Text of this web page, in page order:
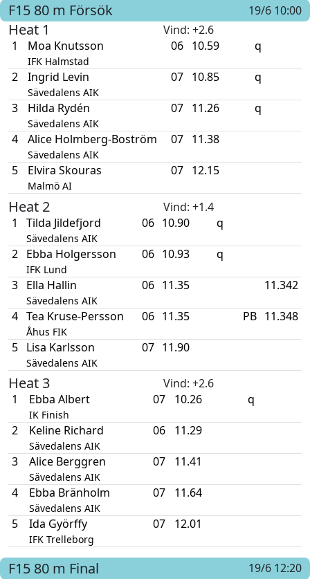
F15 80 m Försök 19/6 10:00
Heat 1 Vind: +2.6
1
Moa Knutsson
IFK Halmstad
06 10.59 q
2 Ingrid Levin
Sävedalens AIK
07 10.85 q
3 Hilda Rydén
Sävedalens AIK
07 11.26 q
4 Alice Holmberg-Boström
Sävedalens AIK
07 11.38
5 Elvira Skouras
Malmö AI
07 12.15
Heat 2 Vind: +1.4
1
Tilda Jildefjord
Sävedalens AIK
06 10.90 q
2 Ebba Holgersson
IFK Lund
06 10.93 q
3 Ella Hallin
Sävedalens AIK
06 11.35 11.342
4 Tea Kruse-Persson
Åhus FIK
06 11.35 PB 11.348
5 Lisa Karlsson
Sävedalens AIK
07 11.90
Heat 3 Vind: +2.6
1
Ebba Albert
IK Finish
07 10.26 q
2 Keline Richard
Sävedalens AIK
06 11.29
3 Alice Berggren
Sävedalens AIK
07 11.41
4 Ebba Bränholm
Sävedalens AIK
07 11.64
5 Ida Györffy
IFK Trelleborg
07 12.01
F15 80 m Final
19/6 12:20